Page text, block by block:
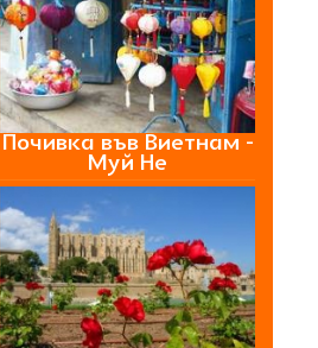
Почивка във Виетнам -
Муй Не